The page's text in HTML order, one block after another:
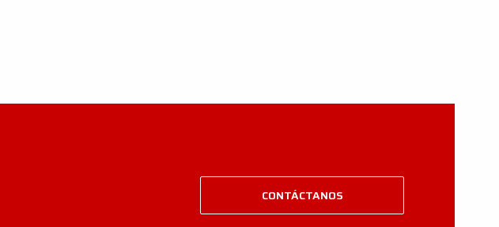
CONTÁCTANOS